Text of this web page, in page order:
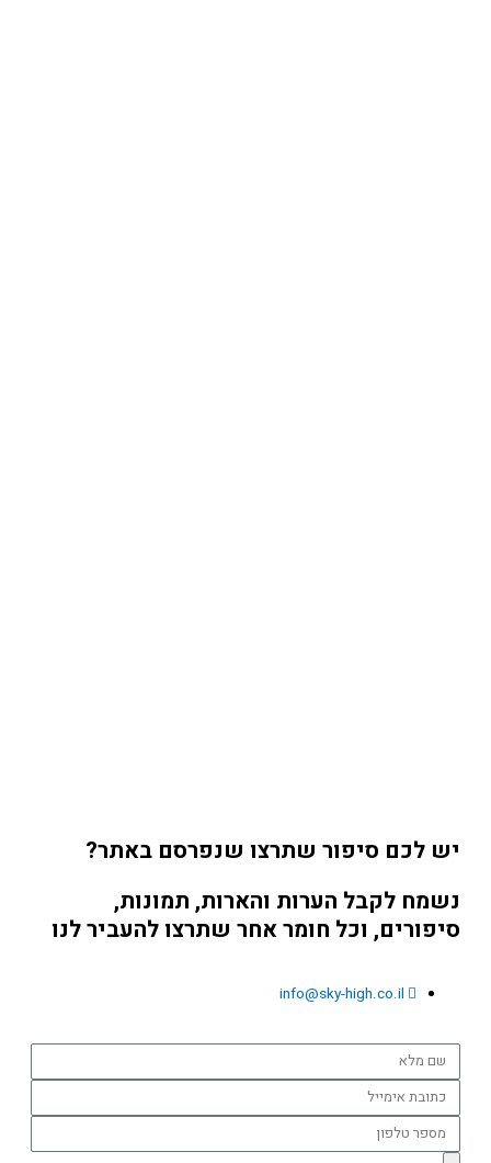
יש לכם סיפור שתרצו שנפרסם באתר?
נשמח לקבל הערות והארות, תמונות,
סיפורים, וכל חומר אחר שתרצו להעביר לנו
info@sky-high.co.il
שם
מלא
כתובת
אימייל
מספר
טלפון